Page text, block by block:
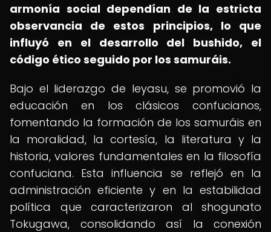
armonía social dependían de la estricta
observancia de estos principios, lo que
influyó en el desarrollo del bushido, el
código ético seguido por los samuráis.
Bajo el liderazgo de Ieyasu, se promovió la
educación en los clásicos confucianos,
fomentando la formación de los samuráis en
la moralidad, la cortesía, la literatura y la
historia, valores fundamentales en la filosofía
confuciana. Esta influencia se reflejó en la
administración eficiente y en la estabilidad
política que caracterizaron al shogunato
Tokugawa, consolidando así la conexión